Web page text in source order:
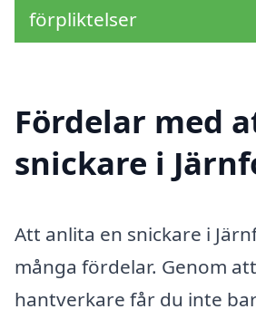
förpliktelser
Fördelar med
snickare i
Att anlita en snickare i
många fördelar. Genom
hantverkare får du inte